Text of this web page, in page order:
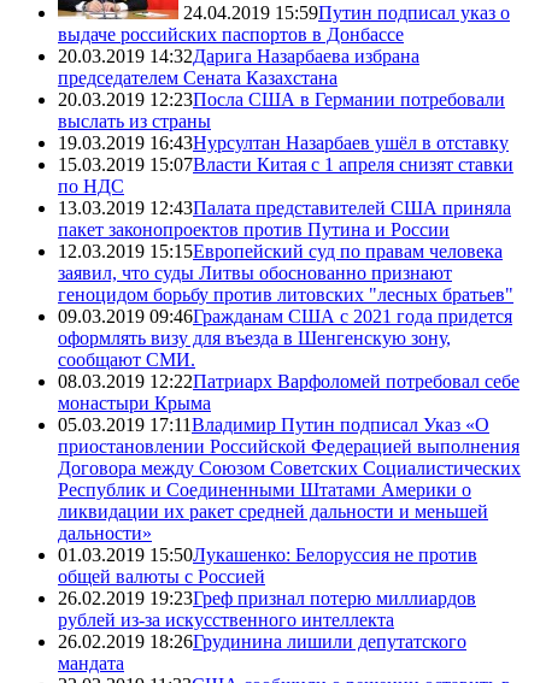
24.04.2019 15:59Путин подписал указ о
выдаче российских паспортов в Донбассе
20.03.2019 14:32Дарига Назарбаева избрана
председателем Сената Казахстана
20.03.2019 12:23Посла США в Германии потребовали
выслать из страны
19.03.2019 16:43Нурсултан Назарбаев ушёл в отставку
15.03.2019 15:07Власти Китая с 1 апреля снизят ставки
по НДС
13.03.2019 12:43Палата представителей США приняла
пакет законопроектов против Путина и России
12.03.2019 15:15Европейский суд по правам человека
заявил, что суды Литвы обоснованно признают
геноцидом борьбу против литовских "лесных братьев"
09.03.2019 09:46Гражданам США с 2021 года придется
оформлять визу для въезда в Шенгенскую зону,
сообщают СМИ.
08.03.2019 12:22Патриарх Варфоломей потребовал себе
монастыри Крыма
05.03.2019 17:11Владимир Путин подписал Указ «О
приостановлении Российской Федерацией выполнения
Договора между Союзом Советских Социалистических
Республик и Соединенными Штатами Америки о
ликвидации их ракет средней дальности и меньшей
дальности»
01.03.2019 15:50Лукашенко: Белоруссия не против
общей валюты с Россией
26.02.2019 19:23Греф признал потерю миллиардов
рублей из-за искусственного интеллекта
26.02.2019 18:26Грудинина лишили депутатского
мандата